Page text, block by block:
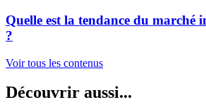
Quelle est la tendance du marché
?
Voir tous les contenus
Découvrir aussi...